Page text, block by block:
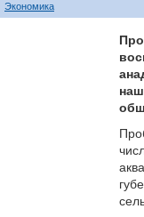
Экономика